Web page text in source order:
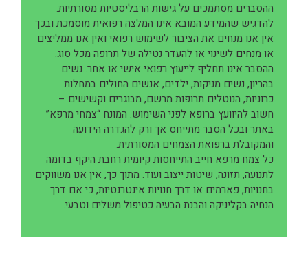
ההסברים מסתמכים על גישות הרבליסטיות מסורתיות.
להדגיש שהמידע המובא אינו המלצה רפואית מוסמכת ובכך
אין אנו מנחים את הציבור לשימוש רפואי ואין אנו ממליצים
או מנחים לשינוי או להעדר נטילה של תרופה מכל סוג.
ההסבר אינו תחליף לייעוץ רפואי אישי או אחר. נשים
בהריון, נשים מניקות, ילדים, אנשים החולים במחלות
כרוניות, הנוטלים תרופות מרשם, מבוגרים וקשישים –
חשוב להיוועץ ברופא לפני השימוש. המונח “צמחי מרפא”
באתר ובכל הסבר מתייחס אך ורק להגדרה הידועה
והמקובלת ברפואת הצמחים המסורתית.
כל צמח מרפא חייב התייחסות קיומית רחבת היקף בדומה
לתנועה, תזונה, שיטות ייצוב ועוד. מתוך כך, אין אנו משווקים
בחנויות, פארמים או דרך חנויות אינטרנטיות, כי אם דרך
הנחיה בקליניקה והבנת הבעיה כטיפול משלים וטבעי.